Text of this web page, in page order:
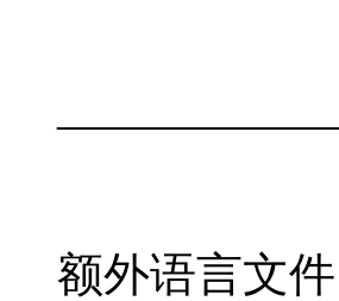
额外语言文件